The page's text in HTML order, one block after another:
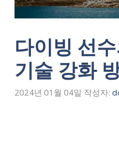
다이빙 선
기술 강화
2024년 01월 04일 작성자: